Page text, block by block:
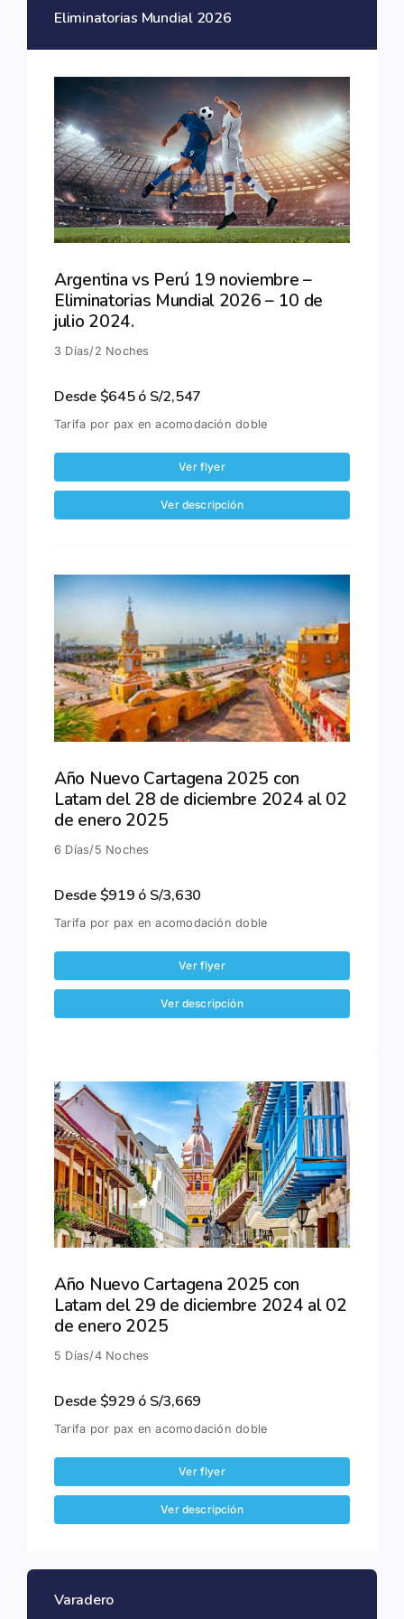
Contacto
Eliminatorias Mundial 2026
Argentina vs Perú 19 noviembre –
Eliminatorias Mundial 2026 – 10 de
julio 2024.
3 Días/2 Noches
Desde $645 ó S/2,547
Tarifa por pax en acomodación doble
Ver flyer
Ver descripción
Año Nuevo Cartagena 2025 con
Latam del 28 de diciembre 2024 al 02
de enero 2025
6 Días/5 Noches
Desde $919 ó S/3,630
Tarifa por pax en acomodación doble
Ver flyer
Ver descripción
Año Nuevo Cartagena 2025 con
Latam del 29 de diciembre 2024 al 02
de enero 2025
5 Días/4 Noches
Desde $929 ó S/3,669
Tarifa por pax en acomodación doble
Ver flyer
Ver descripción
Varadero